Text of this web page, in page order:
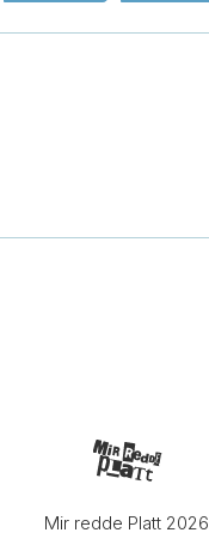
Mir redde Platt 2026